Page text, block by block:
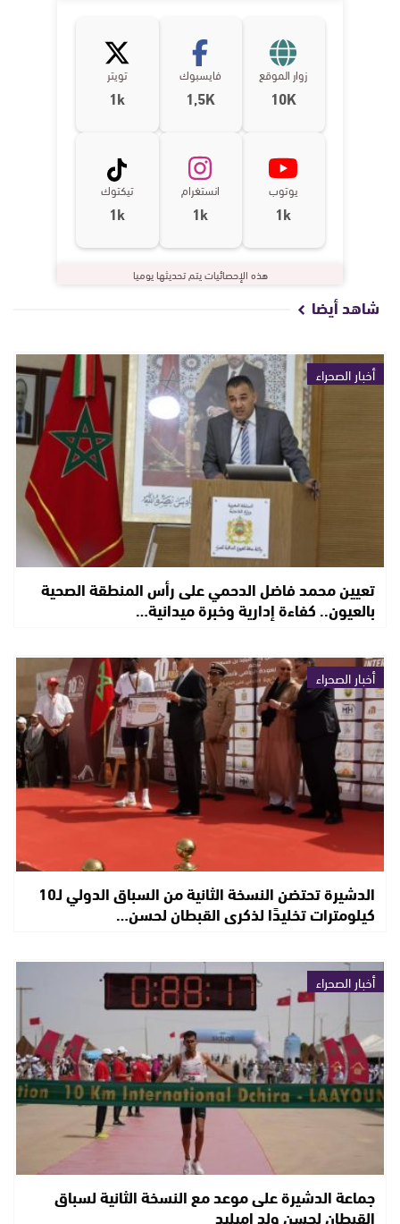
زوار الموقع
10K
فايسبوك
1,5K
تويتر
1k
يوتوب
1k
انستغرام
1k
تيكتوك
1k
هذه الإحصائيات يتم تحديثها يوميا
شاهد أيضا
أخبار الصحراء
تعيين محمد فاضل الدحمي على رأس المنطقة الصحية
بالعيون.. كفاءة إدارية وخبرة ميدانية…
أخبار الصحراء
الدشيرة تحتضن النسخة الثانية من السباق الدولي لـ10
كيلومترات تخليدًا لذكرى القبطان لحسن…
أخبار الصحراء
جماعة الدشيرة على موعد مع النسخة الثانية لسباق
القبطان لحسن ولد اميليد